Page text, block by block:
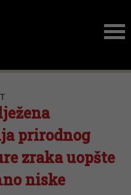
prirodnog
zraka uopšte
niske